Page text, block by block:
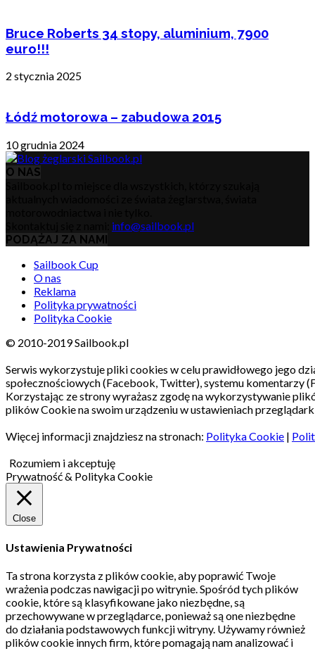
Bruce Roberts 34 stopy, aluminium, 7900
euro!!!
2 stycznia 2025
Łódź motorowa – zabudowa 2015
10 grudnia 2024
O NAS
info@sailbook.pl
PODĄŻAJ ZA NAMI
Sailbook Cup
O nas
Reklama
Polityka prywatności
Polityka Cookie
© 2010-2019 Sailbook.pl
Serwis wykorzystuje pliki cookies w celu prawidłowego jego
społecznościowych (Facebook, Twitter), systemu komentarzy
Korzystając ze strony wyrażasz zgodę na wykorzystywanie
plików Cookie na swoim urządzeniu w ustawieniach
Więcej informacji znajdziesz na stronach: Polityka Cookie |
Rozumiem i akceptuję
Prywatność & Polityka Cookie
Close
Ustawienia Prywatności
Ta strona korzysta z plików cookie, aby poprawić Twoje
wrażenia podczas nawigacji po witrynie.Spośród tych plików
cookie, które są klasyfikowane jako niezbędne, są
przechowywane w przeglądarce, ponieważ są one niezbędne
do działania podstawowych funkcji witryny. Używamy również
plików cookie innych firm, które pomagają nam analizować i